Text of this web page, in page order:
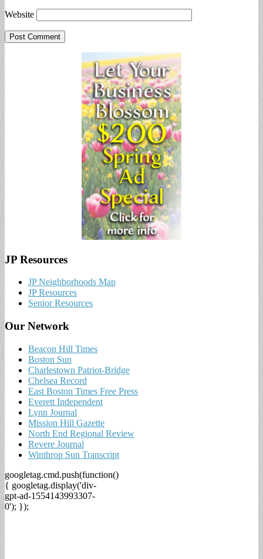
Website
JP Resources
JP Neighborhoods Map
JP Resources
Senior Resources
Our Network
Beacon Hill Times
Boston Sun
Charlestown Patriot-Bridge
Chelsea Record
East Boston Times Free Press
Everett Independent
Lynn Journal
Mission Hill Gazette
North End Regional Review
Revere Journal
Winthrop Sun Transcript
googletag.cmd.push(function()
{ googletag.display('div-
gpt-ad-1554143993307-
0'); });